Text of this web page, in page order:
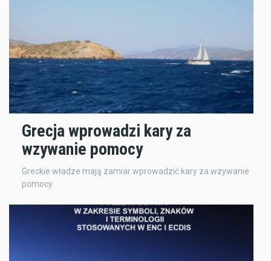
Grecja wprowadzi kary za
wzywanie pomocy
Greckie władze mają zamiar wprowadzić kary za wzywanie
pomocy.